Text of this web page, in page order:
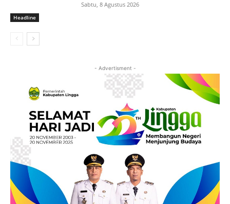
Headline
Sabtu, 8 Agustus 2026
- Advertisment -